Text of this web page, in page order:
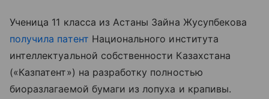
Ученица 11 класса из Астаны Зайна Жусупбекова
получила патент Национального института
интеллектуальной собственности Казахстана
(«Казпатент») на разработку полностью
биоразлагаемой бумаги из лопуха и крапивы.